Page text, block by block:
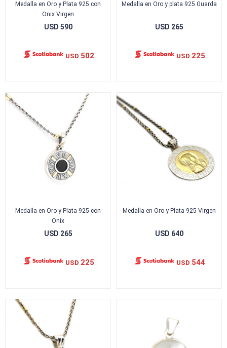
Medalla en Oro y Plata 925 con
Onix Virgen
USD 590
USD 502
Medalla en Oro y plata 925 Guarda
USD 265
USD 225
Medalla en Oro y Plata 925 con
Onix
USD 265
USD 225
Medalla en Oro y Plata 925 Virgen
USD 640
USD 544